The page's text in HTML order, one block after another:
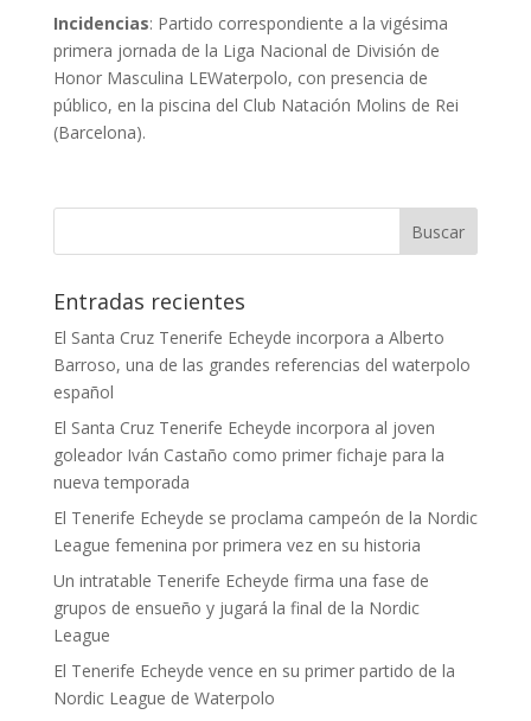
Incidencias: Partido correspondiente a la vigésima
primera jornada de la Liga Nacional de División de
Honor Masculina LEWaterpolo, con presencia de
público, en la piscina del Club Natación Molins de Rei
(Barcelona).
Entradas recientes
El Santa Cruz Tenerife Echeyde incorpora a Alberto
Barroso, una de las grandes referencias del waterpolo
español
El Santa Cruz Tenerife Echeyde incorpora al joven
goleador Iván Castaño como primer fichaje para la
nueva temporada
El Tenerife Echeyde se proclama campeón de la Nordic
League femenina por primera vez en su historia
Un intratable Tenerife Echeyde firma una fase de
grupos de ensueño y jugará la final de la Nordic
League
El Tenerife Echeyde vence en su primer partido de la
Nordic League de Waterpolo